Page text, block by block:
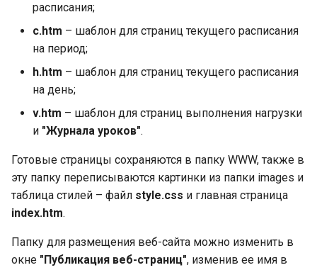
расписания;
c.htm – шаблон для страниц текущего расписания
на период;
h.htm – шаблон для страниц текущего расписания
на день;
v.htm – шаблон для страниц выполнения нагрузки
и "Журнала уроков".
Готовые страницы сохраняются в папку WWW, также в
эту папку переписываются картинки из папки images и
таблица стилей – файл style.css и главная страница
index.htm.
Папку для размещения веб-сайта можно изменить в
окне "Публикация веб-страниц", изменив ее имя в